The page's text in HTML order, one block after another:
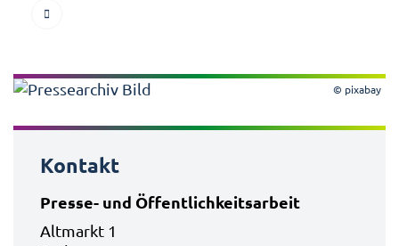
© pixabay
Kontakt
Presse- und Öffentlichkeitsarbeit
Altmarkt 1